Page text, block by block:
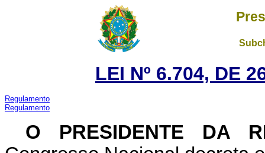
LEI Nº 6.704, DE
Regulamento
Regulamento
O PRESIDENTE DA